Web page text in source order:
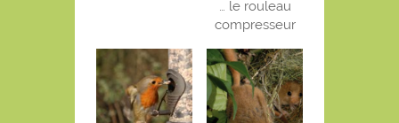
… le rouleau
compresseur